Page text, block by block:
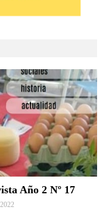
Año 2 Nº 17